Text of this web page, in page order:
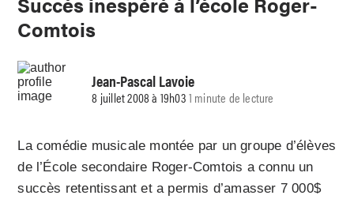
Comtois
Jean-Pascal Lavoie
8 juillet 2008 à 19h031 minute de lecture
La comédie musicale montée par un groupe d’élèves
de l’École secondaire Roger-Comtois a connu un
succès retentissant et a permis d’amasser 7 000$